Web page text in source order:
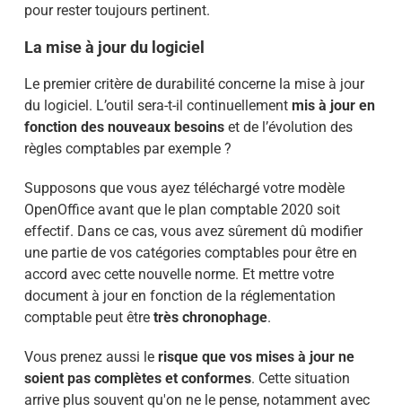
pour rester toujours pertinent.
La mise à jour du logiciel
Le premier critère de durabilité concerne la mise à jour
du logiciel. L’outil sera-t-il continuellementmis à jour en
fonction des nouveaux besoinset de l’évolution des
règles comptables par exemple ?
Supposons que vous ayez téléchargé votre modèle
OpenOffice avant que le plan comptable 2020 soit
effectif. Dans ce cas, vous avez sûrement dû modifier
une partie de vos catégories comptables pour être en
accord avec cette nouvelle norme. Et mettre votre
document à jour en fonction de la réglementation
comptable peut être très chronophage.
Vous prenez aussi le risque que vos mises à jour ne
soient pas complètes et conformes. Cette situation
arrive plus souvent qu'on ne le pense, notamment avec